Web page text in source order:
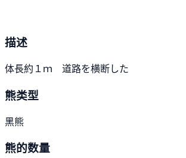
描述
体長約１ｍ 道路を横断した
熊类型
黑熊
熊的数量